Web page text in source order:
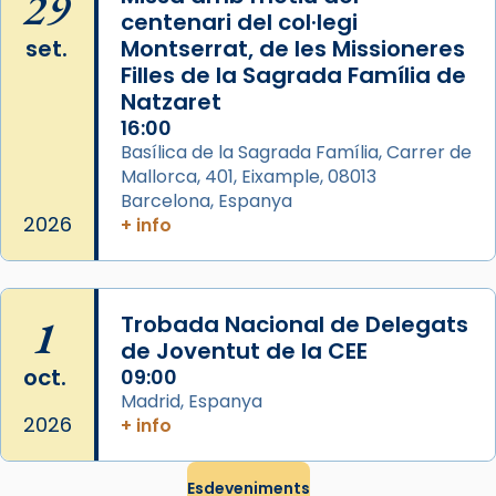
duració aproximada de tres hores. Després,
processó (recuperada el 1972) al voltant
del temple amb les relíquies de les santes.
Des de 1985 hi participa també un grup de
diablesses amb música i ball propis. Festa
gran a Mataró.
«Si vols saber què és calor, ves per les
Santes a Mataró»🥵.
Photo
set.
2026
centenari del col·legi
Montserrat, de les Missioneres
Filles de la Sagrada Família de
Natzaret
16:00
Basílica de la Sagrada Família, Carrer de
Mallorca, 401, Eixample, 08013
Barcelona, Espanya
+ info
1
oct.
2026
Trobada Nacional de Delegats
de Joventut de la CEE
09:00
Madrid, Espanya
+ info
Esdeveniments